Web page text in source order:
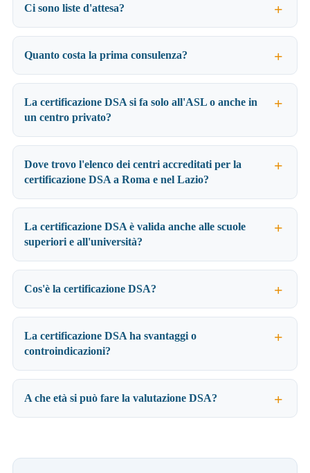
Ci sono liste d'attesa?
Quanto costa la prima consulenza?
La certificazione DSA si fa solo all'ASL o anche in
un centro privato?
Dove trovo l'elenco dei centri accreditati per la
certificazione DSA a Roma e nel Lazio?
La certificazione DSA è valida anche alle scuole
superiori e all'università?
Cos'è la certificazione DSA?
La certificazione DSA ha svantaggi o
controindicazioni?
A che età si può fare la valutazione DSA?